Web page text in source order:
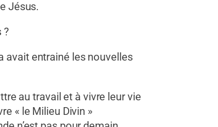
Jésus.
?
avait entrainé les nouvelles
au travail et à vivre leur vie
« le Milieu Divin »